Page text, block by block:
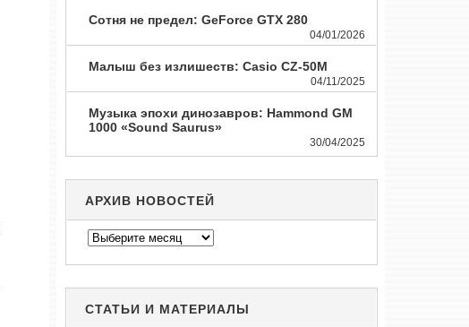
Сотня не предел: GeForce GTX 280
04/01/2026
Малыш без излишеств: Casio CZ-50M
04/11/2025
Музыка эпохи динозавров: Hammond GM
1000 «Sound Saurus»
30/04/2025
АРХИВ НОВОСТЕЙ
Архив
новостей
СТАТЬИ И МАТЕРИАЛЫ